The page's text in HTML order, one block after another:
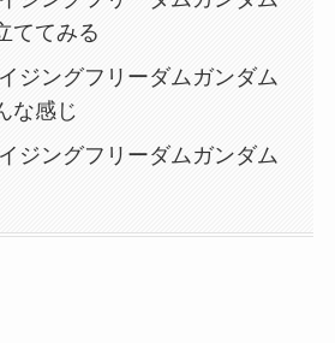
ててみる
ジングフリーダムガンダム
な感じ
ジングフリーダムガンダム